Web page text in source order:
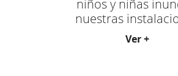
niños y niñas
nuestras
Ver +